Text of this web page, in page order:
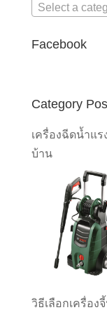
Select a
Facebook
Category
เครื่องฉีดน้ำแ
บ้าน
วิธีเลือกเครื่อง